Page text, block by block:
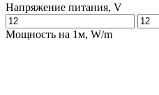
Напряжение питания, V
Мощность на 1м, W/m